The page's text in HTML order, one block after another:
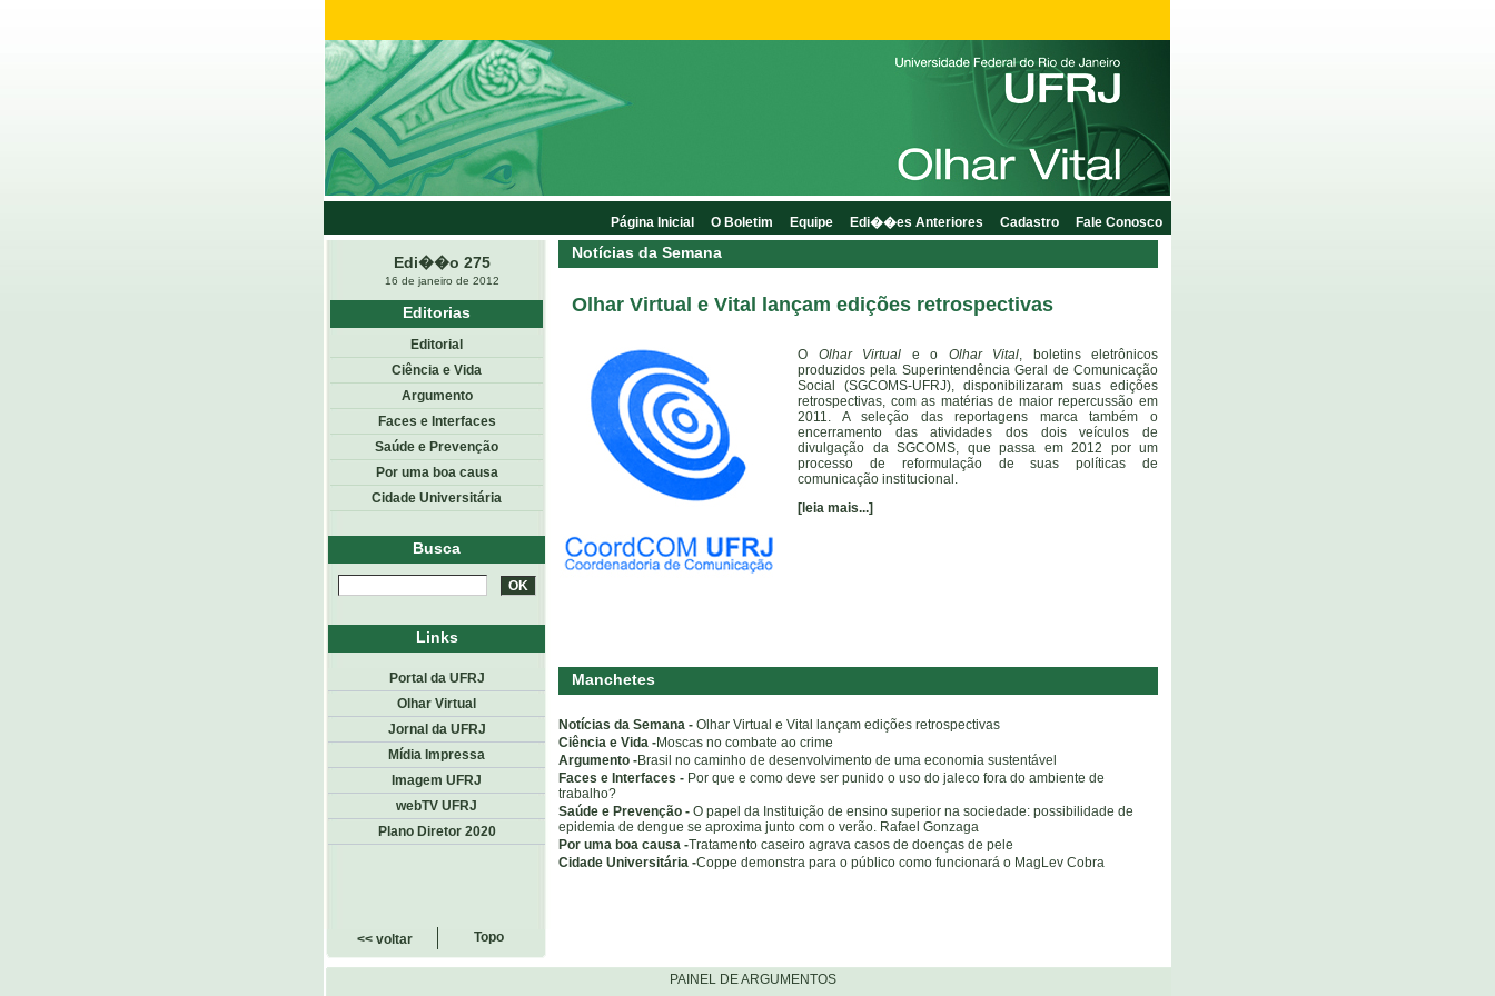
Edi��o 275
16 de janeiro de 2012
Notícias da Semana
Olhar Virtual e Vital lançam edições retrospectivas
O Olhar Virtual e o Olhar Vital, boletins eletrônicos
produzidos pela Superintendência Geral de Comunicação
Social (SGCOMS-UFRJ), disponibilizaram suas edições
retrospectivas, com as matérias de maior repercussão em
2011. A seleção das reportagens marca também o
encerramento das atividades dos dois veículos de
divulgação da SGCOMS, que passa em 2012 por um
processo de reformulação de suas políticas de
comunicação institucional.
[leia mais...]
Manchetes
Notícias da Semana - Olhar Virtual e Vital lançam edições retrospectivas
Ciência e Vida -Moscas no combate ao crime
Argumento -Brasil no caminho de desenvolvimento de uma economia sustentável
Faces e Interfaces - Por que e como deve ser punido o uso do jaleco fora do ambiente de
trabalho?
Saúde e Prevenção - O papel da Instituição de ensino superior na sociedade: possibilidade de
epidemia de dengue se aproxima junto com o verão. Rafael Gonzaga
Por uma boa causa -Tratamento caseiro agrava casos de doenças de pele
Cidade Universitária -Coppe demonstra para o público como funcionará o MagLev Cobra
Editorias
Editorial
Ciência e Vida
Argumento
Faces e Interfaces
Saúde e Prevenção
Por uma boa causa
Cidade Universitária
Busca
Página Inicial O Boletim Equipe Edi��es Anteriores Cadastro Fale Conosco
Links
Portal da UFRJ
Olhar Virtual
Jornal da UFRJ
Mídia Impressa
Imagem UFRJ
webTV UFRJ
Plano Diretor 2020
<< voltar Topo
PAINEL DE ARGUMENTOS